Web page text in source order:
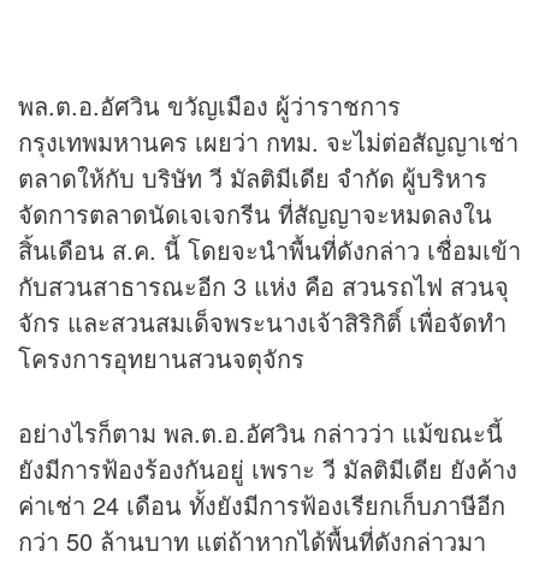
พล.ต.อ.อัศวิน ขวัญเมือง ผู้ว่าราชการ
กรุงเทพมหานคร เผยว่า กทม. จะไม่ต่อสัญญาเช่า
ตลาดให้กับ บริษัท วี มัลติมีเดีย จำกัด ผู้บริหาร
จัดการตลาดนัดเจเจกรีน ที่สัญญาจะหมดลงใน
สิ้นเดือน ส.ค. นี้ โดยจะนำพื้นที่ดังกล่าว เชื่อมเข้า
กับสวนสาธารณะอีก 3 แห่ง คือ สวนรถไฟ สวนจุ
จักร และสวนสมเด็จพระนางเจ้าสิริกิติ์ เพื่อจัดทำ
โครงการอุทยานสวนจตุจักร
อย่างไรก็ตาม พล.ต.อ.อัศวิน กล่าวว่า แม้ขณะนี้
ยังมีการฟ้องร้องกันอยู่ เพราะ วี มัลติมีเดีย ยังค้าง
ค่าเช่า 24 เดือน ทั้งยังมีการฟ้องเรียกเก็บภาษีอีก
กว่า 50 ล้านบาท แต่ถ้าหากได้พื้นที่ดังกล่าวมา